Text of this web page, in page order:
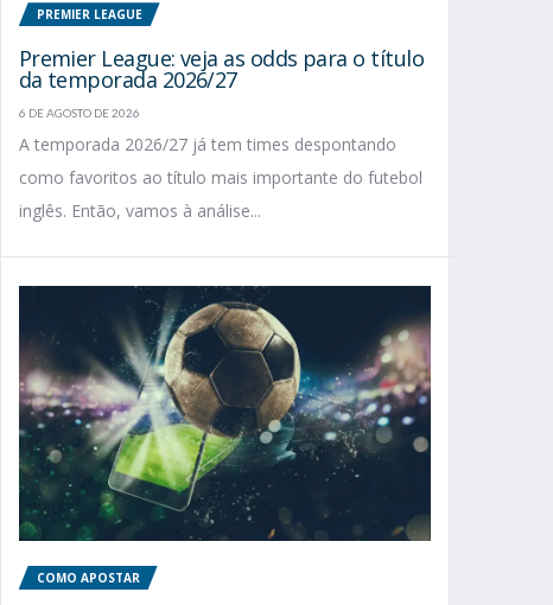
PREMIER LEAGUE
Premier League: veja as odds para o título
da temporada 2026/27
6 DE AGOSTO DE 2026
A temporada 2026/27 já tem times despontando
como favoritos ao título mais importante do futebol
inglês. Então, vamos à análise...
COMO APOSTAR